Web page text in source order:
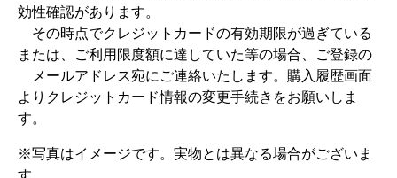
効性確認があります。
その時点でクレジットカードの有効期限が過ぎている
または、ご利用限度額に達していた等の場合、ご登録の
メールアドレス宛にご連絡いたします。購入履歴画面
よりクレジットカード情報の変更手続きをお願いしま
す。
※写真はイメージです。実物とは異なる場合がございま